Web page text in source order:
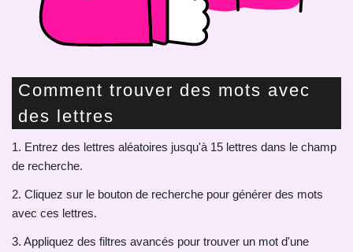
Comment trouver des mots avec
des lettres
1. Entrez des lettres aléatoires jusqu'à 15 lettres dans le champ
de recherche.
2. Cliquez sur le bouton de recherche pour générer des mots
avec ces lettres.
3. Appliquez des filtres avancés pour trouver un mot d'une